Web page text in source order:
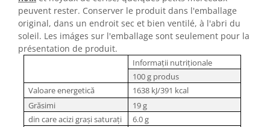
peuvent rester. Conserver le produit dans l'emballage
original, dans un endroit sec et bien ventilé, à l'abri du
soleil. Les imáges sur l'emballage sont seulement pour la
présentation de produit.
Informații nutriționale
100 g produs
Valoare energetică
1638 kJ/391 kcal
Grăsimi
19 g
din care acizi grași saturați
6.0 g